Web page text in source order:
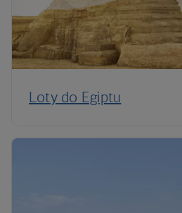
Loty do Egiptu